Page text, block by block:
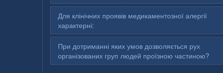
Для клінічних проявів медикаментозної алергії
характерні:
При дотриманні яких умов дозволяється рух
організованих груп людей проїзною частиною?